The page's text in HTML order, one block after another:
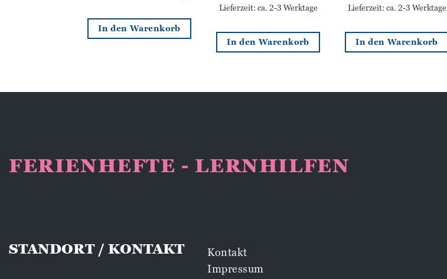
In den Warenkorb
Lieferzeit: ca. 2-3 Werktage
In den Warenkorb
Lieferzeit: ca. 2-3 Werktage
In den Warenkorb
FERIENHEFTE - LERNHILFEN
STANDORT / KONTAKT
Kontakt
Impressum